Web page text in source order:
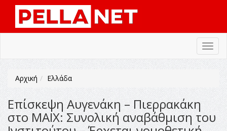
Αρχική Ελλάδα
Επίσκεψη Αυγενάκη – Πιερρακάκη
στο ΜΑΙΧ: Συνολική αναβάθμιση του